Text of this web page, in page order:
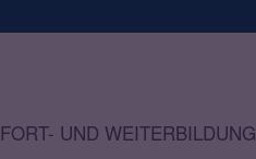
FORT- UND WEITERBILDUNG